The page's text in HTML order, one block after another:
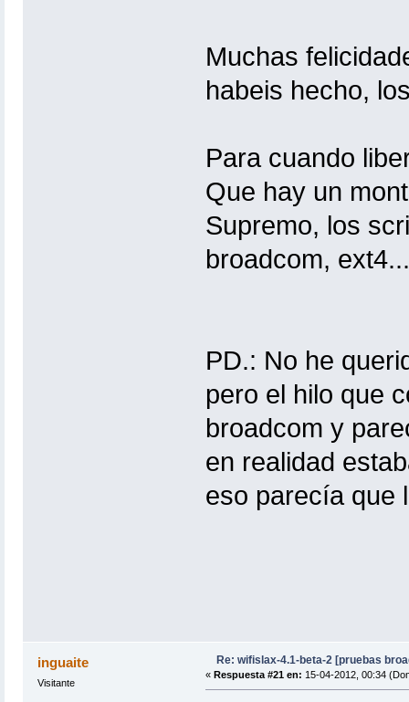
Muchas
habeis hecho,
Para cuando
Que hay un
Supremo, los
broadcom,
PD.: No he
pero el hilo que
broadcom y
en realidad
eso parecía que
inguaite
Visitante
Re: wifislax-4.1-beta-2 [pruebas
« Respuesta #21 en: 15-04-2012, 00:34